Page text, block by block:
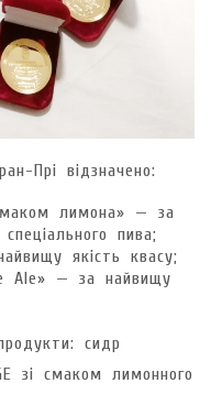
Прі відзначено:
лимона» — за
пива;
якість квасу;
Ale» — за найвищу
сидр
зі смаком лимонного